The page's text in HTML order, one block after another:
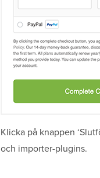
Klicka på knappen
och importer-plugins.